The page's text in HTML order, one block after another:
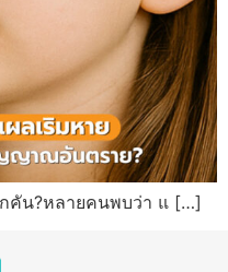
คัน?หลายคนพบว่า แ […]